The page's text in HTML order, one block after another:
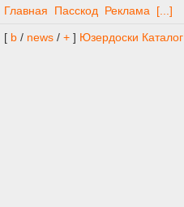
Главная Пасскод Реклама [...]
[ b / news / + ] Юзердоски Каталог